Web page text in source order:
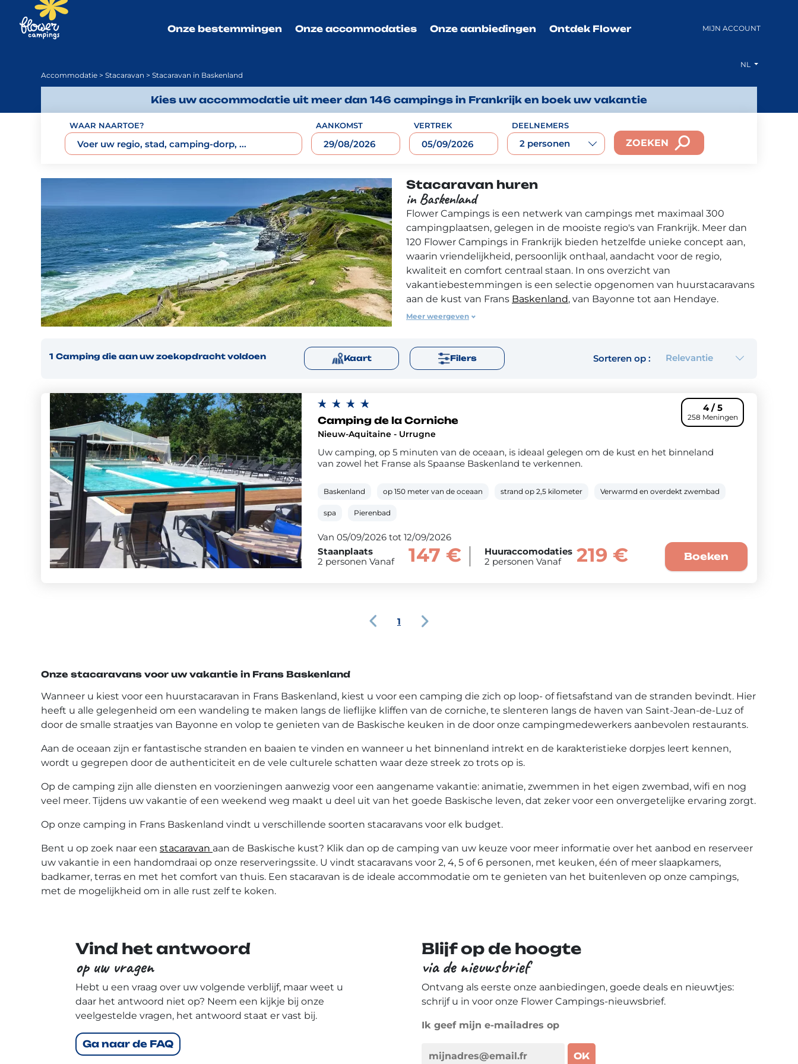
Onze bestemmingen Onze accommodaties Onze aanbiedingen Ontdek Flower MIJN ACCOUNT
NL
Accommodatie > Stacaravan > Stacaravan in Baskenland
Kies uw accommodatie uit meer dan 146 campings in Frankrijk en boek uw vakantie
WAAR NAARTOE? AANKOMST VERTREK DEELNEMERS
2 personen ZOEKEN
Stacaravan huren
in Baskenland
Flower Campings is een netwerk van campings met maximaal 300
campingplaatsen, gelegen in de mooiste regio's van Frankrijk. Meer dan
120 Flower Campings in Frankrijk bieden hetzelfde unieke concept aan,
waarin vriendelijkheid, persoonlijk onthaal, aandacht voor de regio,
kwaliteit en comfort centraal staan. In ons overzicht van
vakantiebestemmingen is een selectie opgenomen van huurstacaravans
aan de kust van Frans Baskenland, van Bayonne tot aan Hendaye.
Frans Baskenland is een historische regio die bekend staat om zijn heel
Atlantiques (64). Samen met Béarn in het oosten vormt deze streek het
departement Pyrénées-Atlantiques. Onze campings aan de kust van
Pyreneeën, gelegen op
Meer weergeven
1 Campingdie aan uw zoekopdracht voldoen Kaart Filers Sorteren op : Relevantie
4 / 5
258 Meningen
Camping de la Corniche
Nieuw-Aquitaine - Urrugne
Uw camping, op 5 minuten van de oceaan, is ideaal gelegen om de kust en het binneland
van zowel het Franse als Spaanse Baskenland te verkennen.
Baskenland op 150 meter van de oceaan strand op 2,5 kilometer Verwarmd en overdekt zwembad
spa Pierenbad
Van 05/09/2026 tot 12/09/2026
Staanplaats
2 personen Vanaf
147 €
Huuraccomodaties
2 personen Vanaf
219 € Boeken
1
Onze stacaravans voor uw vakantie in Frans Baskenland
Wanneer u kiest voor een huurstacaravan in Frans Baskenland, kiest u voor een camping die zich op loop- of fietsafstand van de stranden bevindt. Hier
heeft u alle gelegenheid om een wandeling te maken langs de lieflijke kliffen van de corniche, te slenteren langs de haven van Saint-Jean-de-Luz of
door de smalle straatjes van Bayonne en volop te genieten van de Baskische keuken in de door onze campingmedewerkers aanbevolen restaurants.
Aan de oceaan zijn er fantastische stranden en baaien te vinden en wanneer u het binnenland intrekt en de karakteristieke dorpjes leert kennen,
wordt u gegrepen door de authenticiteit en de vele culturele schatten waar deze streek zo trots op is.
Op de camping zijn alle diensten en voorzieningen aanwezig voor een aangename vakantie: animatie, zwemmen in het eigen zwembad, wifi en nog
veel meer. Tijdens uw vakantie of een weekend weg maakt u deel uit van het goede Baskische leven, dat zeker voor een onvergetelijke ervaring zorgt.
Op onze camping in Frans Baskenland vindt u verschillende soorten stacaravans voor elk budget.
Bent u op zoek naar een stacaravan aan de Baskische kust? Klik dan op de camping van uw keuze voor meer informatie over het aanbod en reserveer
uw vakantie in een handomdraai op onze reserveringssite. U vindt stacaravans voor 2, 4, 5 of 6 personen, met keuken, één of meer slaapkamers,
badkamer, terras en met het comfort van thuis. Een stacaravan is de ideale accommodatie om te genieten van het buitenleven op onze campings,
met de mogelijkheid om in alle rust zelf te koken.
Vind het antwoord
op uw vragen
Hebt u een vraag over uw volgende verblijf, maar weet u
daar het antwoord niet op? Neem een kijkje bij onze
veelgestelde vragen, het antwoord staat er vast bij.
Ga naar de FAQ
Blijf op de hoogte
via de nieuwsbrief
Ontvang als eerste onze aanbiedingen, goede deals en nieuwtjes:
schrijf u in voor onze Flower Campings-nieuwsbrief.
Ik geef mijn e-mailadres op
OK